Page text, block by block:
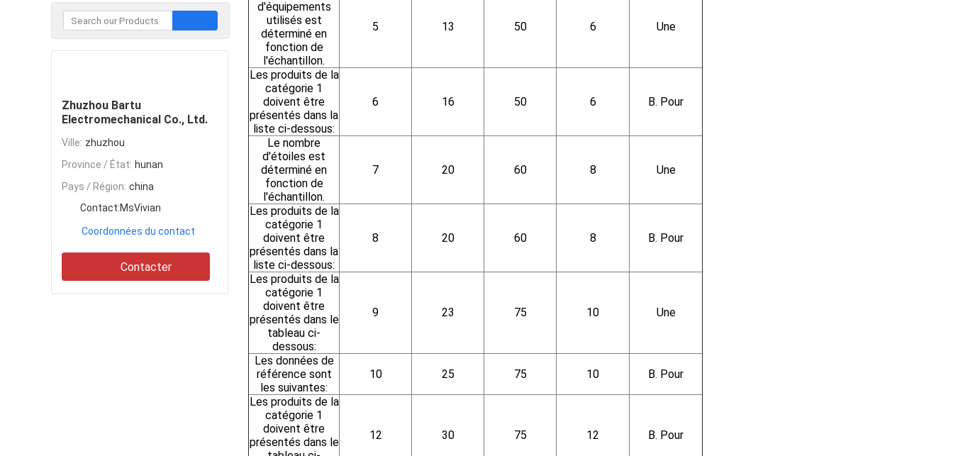
Zhuzhou Bartu
Electromechanical Co., Ltd.
Ville: zhuzhou
Province / État: hunan
Pays / Région: china
Contact:MsVivian
Coordonnées du contact
Contacter
d'équipements
utilisés est
déterminé en
fonction de
l'échantillon.
5 13 50 6 Une
Les produits de la
catégorie 1
doivent être
présentés dans la
liste ci-dessous:
6 16 50 6 B. Pour
Le nombre
d'étoiles est
déterminé en
fonction de
l'échantillon.
7 20 60 8 Une
Les produits de la
catégorie 1
doivent être
présentés dans la
liste ci-dessous:
8 20 60 8 B. Pour
Les produits de la
catégorie 1
doivent être
présentés dans le
tableau ci-
dessous:
9 23 75 10 Une
Les données de
référence sont
les suivantes:
10 25 75 10 B. Pour
Les produits de la
catégorie 1
doivent être
présentés dans le
12 30 75 12 B. Pour